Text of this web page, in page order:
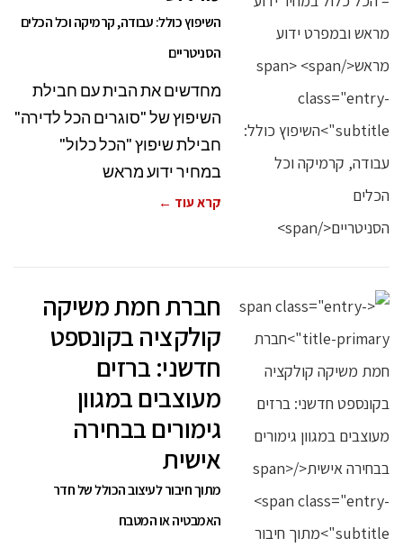
השיפוץ כולל: עבודה, קרמיקה וכל הכלים
הסניטריים
מחדשים את הבית עם חבילת
השיפוץ של "סוגרים הכל לדירה"
חבילת שיפוץ "הכל כלול"
במחיר ידוע מראש
קרא עוד ←
חברת חמת משיקה
קולקציה בקונספט
חדשני: ברזים
מעוצבים במגוון
גימורים בבחירה
אישית
מתוך חיבור לעיצוב הכולל של חדר
האמבטיה או המטבח